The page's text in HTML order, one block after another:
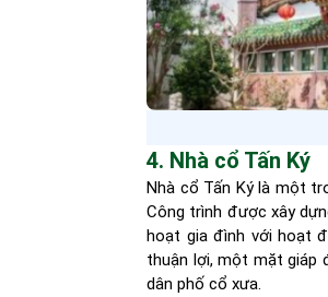
4. Nhà cổ Tấn Ký
Nhà cổ Tấn Ký là một
Công trình được xây
hoạt gia đình với hoạt
thuận lợi, một mặt giáp
dân phố cổ xưa.